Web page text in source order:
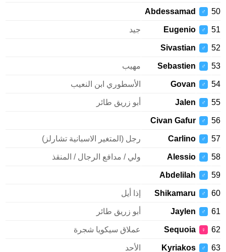
♂
Abdessamad
♂
Eugenio
♂
Sivastian
♂
Sebastien مهيب
♂
Govan الأسطوري ابن النعيب
♂
Jalen أبو زريق طائر
♂
Civan Gafur
♂
Carlino رجل (المتغير الاسبانية تشارلز)
♂
Alessio ولي / مدافع الرجال / المنقذ
♂
Abdelilah
♂
Shikamaru إذا أيل
♂
Jaylen أبو زريق طائر
♀
Sequoia عملاق سيكويا شجرة
♂
Kyriakos الأحد